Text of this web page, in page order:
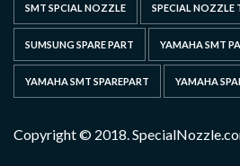
SMT SPCIAL NOZZLE SPECIAL NOZZLE
SUMSUNG SPARE PART YAMAHA SMT
YAMAHA SMT SPAREPART YAMAHA
Copyright © 2018.